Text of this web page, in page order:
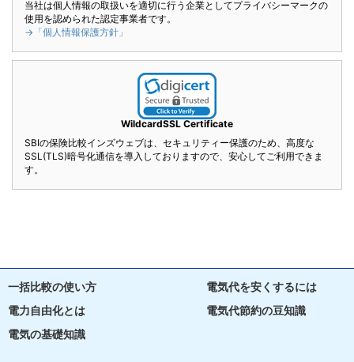
当社は個人情報の取扱いを適切に行う企業としてプライバシーマークの
使用を認められた認定事業者です。
→「個人情報保護方針」
WildcardSSL Certificate
SBIの保険比較インズウェブは、セキュリティー保護のため、高度な
SSL(TLS)暗号化通信を導入しておりますので、安心してご利用できま
す。
一括比較の使い方
電気代を安くするには
電力自由化とは
電気代節約の豆知識
電気の基礎知識